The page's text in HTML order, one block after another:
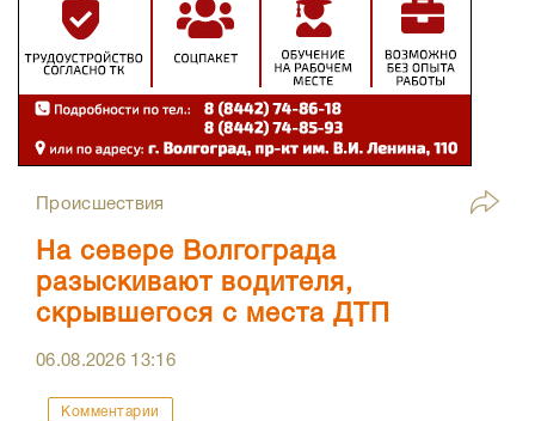
Происшествия
На севере Волгограда
разыскивают водителя,
скрывшегося с места ДТП
06.08.2026 13:16
Комментарии